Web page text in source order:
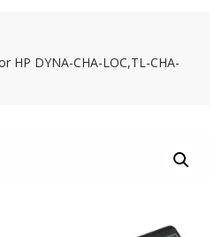
HP DYNA-CHA-LOC,TL-CHA-